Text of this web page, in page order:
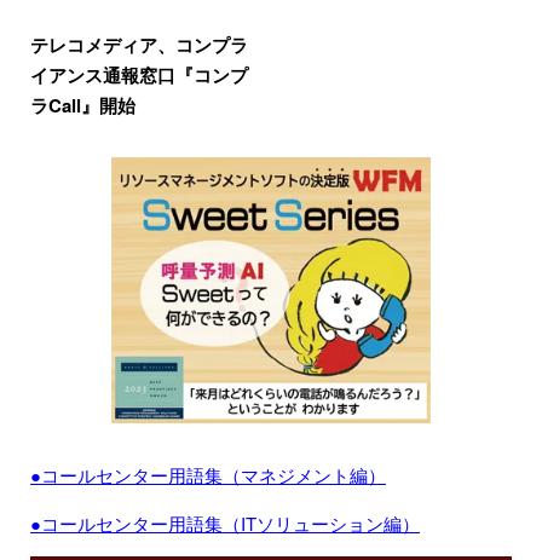
テレコメディア、コンプラ
イアンス通報窓口『コンプ
ラCall』開始
●コールセンター用語集（マネジメント編）
●コールセンター用語集（ITソリューション編）